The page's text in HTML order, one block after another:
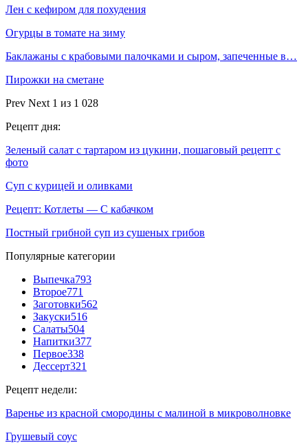
Лен с кефиром для похудения
Огурцы в томате на зиму
Баклажаны с крабовыми палочками и сыром, запеченные в…
Пирожки на сметане
Prev Next 1 из 1 028
Рецепт дня:
Зеленый салат с тартаром из цукини, пошаговый рецепт с
фото
Суп с курицей и оливками
Рецепт: Котлеты — С кабачком
Постный грибной суп из сушеных грибов
Популярные категории
Выпечка793
Второе771
Заготовки562
Закуски516
Салаты504
Напитки377
Первое338
Дессерт321
Рецепт недели:
Варенье из красной смородины с малиной в микроволновке
Грушевый соус